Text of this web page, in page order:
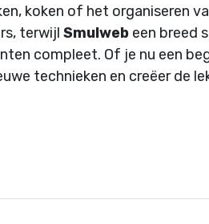
koken of het organiseren
terwijl Smulweb een breed
compleet. Of je nu een
technieken en creëer de